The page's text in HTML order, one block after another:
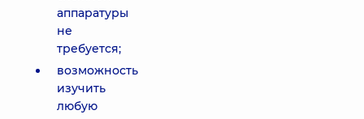
аппаратуры
не
требуется;
возможность
изучить
любую